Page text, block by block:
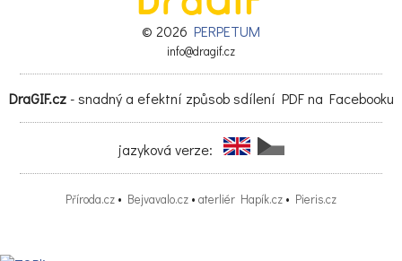
© 2026 PERPETUM
info@dragif.cz
DraGIF.cz- snadný a efektní způsob sdílení PDF na Facebooku
jazyková verze:
Příroda.cz • Bejvavalo.cz • aterliér Hapík.cz • Pieris.cz